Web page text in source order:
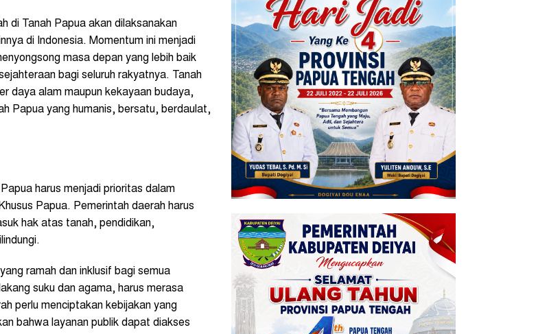
di Tanah Papua akan dilaksanakan
di Indonesia. Momentum ini menjadi
masa depan yang lebih baik
bagi seluruh rakyatnya. Tanah
daya alam maupun kekayaan budaya,
Papua yang humanis, bersatu, berdaulat,
harus menjadi prioritas dalam
Papua. Pemerintah daerah harus
hak atas tanah, pendidikan,
ramah dan inklusif bagi semua
suku dan agama, harus merasa
perlu menciptakan kebijakan yang
bahwa layanan publik dapat diakses